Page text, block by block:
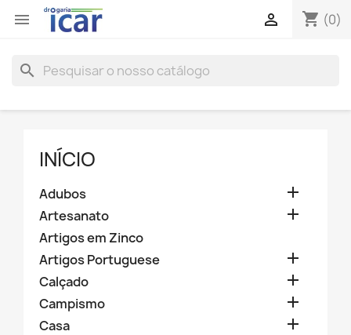
 shopping_cart (0)

search
INÍCIO
Adubos 
Artesanato 
Artigos em Zinco
Artigos Portuguese

Calçado 
Campismo 
Casa 